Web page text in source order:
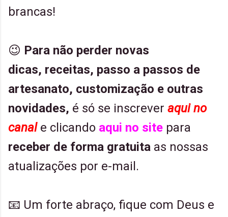
brancas!
😉 Para não perder novas
dicas, receitas, passo a passos de
artesanato, customização e outras
novidades, é só se inscrever aqui no
canale clicando aqui no site para
receber de forma gratuita as nossas
atualizações por e-mail.
📧 Um forte abraço, fique com Deus e